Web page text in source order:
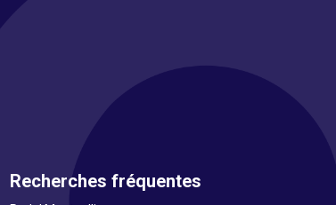
Recherches fréquentes